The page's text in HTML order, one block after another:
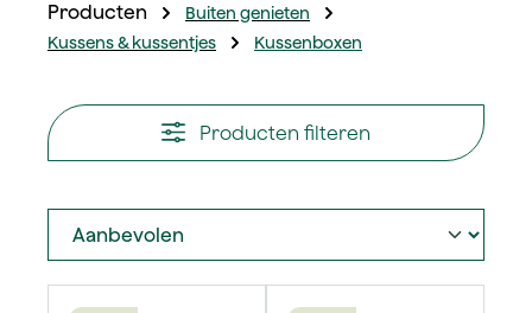
Producten
Buiten genieten
Kussens & kussentjes
Kussenboxen
Producten filteren